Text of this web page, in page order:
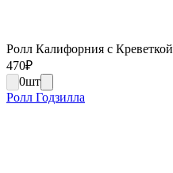
Ролл Калифорния с Креветкой
470₽
0шт
Ролл Годзилла